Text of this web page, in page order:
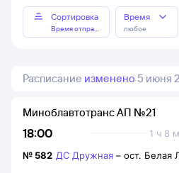
Сортировка
Время отправления
Время
любое
Расписание изменено 5 июня
18:00 1 ч 8 м
Миноблавтотранс АП №21
№ 582 ДС Дружная – ост. Белая